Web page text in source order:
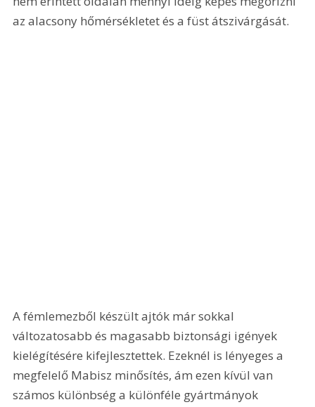
az alacsony hőmérsékletet és a füst átszivárgását.
A fémlemezből készült ajtók már sokkal
változatosabb és magasabb biztonsági igények
kielégítésére kifejlesztettek. Ezeknél is lényeges a
megfelelő Mabisz minősítés, ám ezen kívül van
számos különbség a különféle gyártmányok